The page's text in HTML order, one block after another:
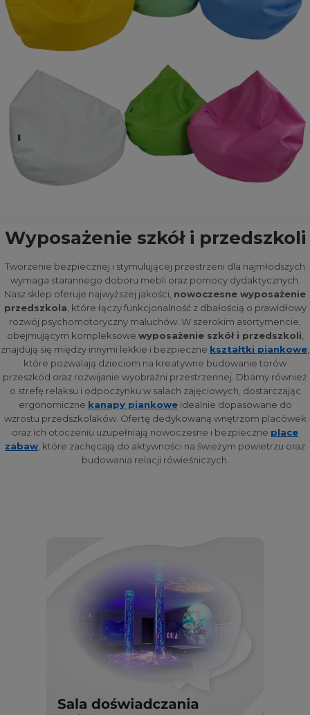
Wyposażenie szkół i przedszkoli
Tworzenie bezpiecznej i stymulującej przestrzeni dla najmłodszych
wymaga starannego doboru mebli oraz pomocy dydaktycznych.
Nasz sklep oferuje najwyższej jakości, nowoczesne wyposażenie
przedszkola , które łączy funkcjonalność z dbałością o prawidłowy
rozwój psychomotoryczny maluchów. W szerokim asortymencie,
obejmującym kompleksowe wyposażenie szkół i przedszkoli
znajdują się między innymi lekkie i bezpieczne kształtki piankowe
które pozwalają dzieciom na kreatywne budowanie torów
przeszkód oraz rozwijanie wyobraźni przestrzennej. Dbamy również
o strefę relaksu i odpoczynku w salach zajęciowych, dostarczając
ergonomiczne kanapy piankoweidealnie dopasowane do
wzrostu przedszkolaków. Ofertę dedykowaną wnętrzom placówek
oraz ich otoczeniu uzupełniają nowoczesne i bezpieczne place
zabaw , które zachęcają do aktywności na świeżym powietrzu oraz
budowania relacji rówieśniczych.